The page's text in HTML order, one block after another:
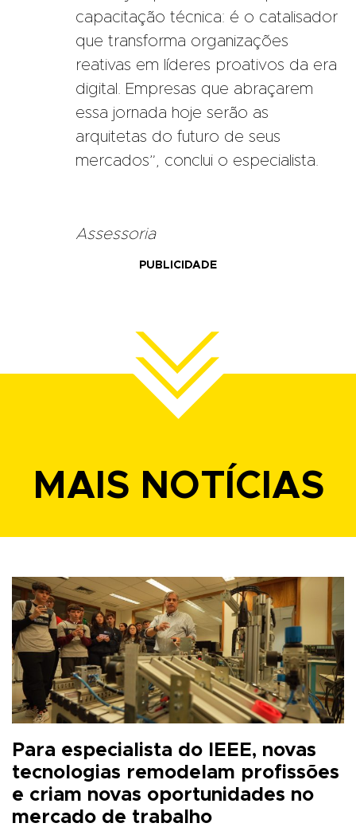
capacitação técnica: é o catalisador
que transforma organizações
reativas em líderes proativos da era
digital. Empresas que abraçarem
essa jornada hoje serão as
arquitetas do futuro de seus
mercados”, conclui o especialista.
Assessoria
PUBLICIDADE
MAIS NOTÍCIAS
Para especialista do IEEE, novas
tecnologias remodelam profissões
e criam novas oportunidades no
mercado de trabalho